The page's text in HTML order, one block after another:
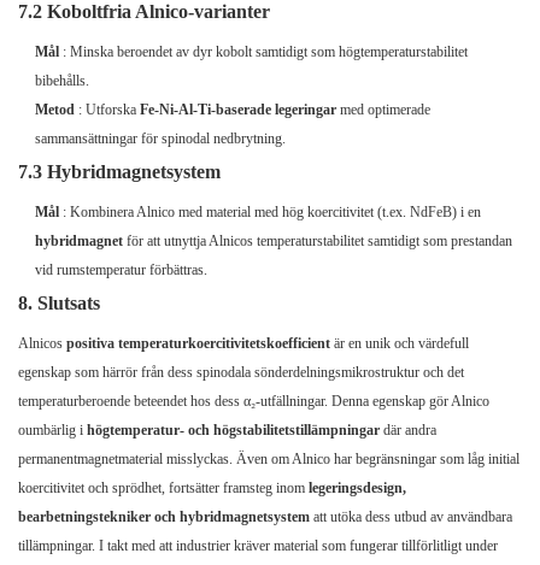
7.2 Koboltfria Alnico-varianter
Mål : Minska beroendet av dyr kobolt samtidigt som högtemperaturstabilitet
bibehålls.
Metod : UtforskaFe-Ni-Al-Ti-baserade legeringar med optimerade
sammansättningar för spinodal nedbrytning.
7.3 Hybridmagnetsystem
Mål : Kombinera Alnico med material med hög koercitivitet (t.ex. NdFeB) i en
hybridmagnet för att utnyttja Alnicos temperaturstabilitet samtidigt som prestandan
vid rumstemperatur förbättras.
8. Slutsats
Alnicos positiva temperaturkoercitivitetskoefficient är en unik och värdefull
egenskap som härrör från dess spinodala sönderdelningsmikrostruktur och det
temperaturberoende beteendet hos dess α₂-utfällningar. Denna egenskap gör Alnico
oumbärlig i högtemperatur- och högstabilitetstillämpningar där andra
permanentmagnetmaterial misslyckas. Även om Alnico har begränsningar som låg initial
koercitivitet och sprödhet, fortsätter framsteg inom legeringsdesign,
bearbetningstekniker och hybridmagnetsystem att utöka dess utbud av användbara
tillämpningar. I takt med att industrier kräver material som fungerar tillförlitligt under